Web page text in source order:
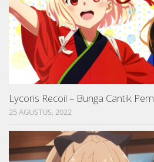
Lycoris Recoil – Bunga Cantik
25 AGUSTUS, 2022